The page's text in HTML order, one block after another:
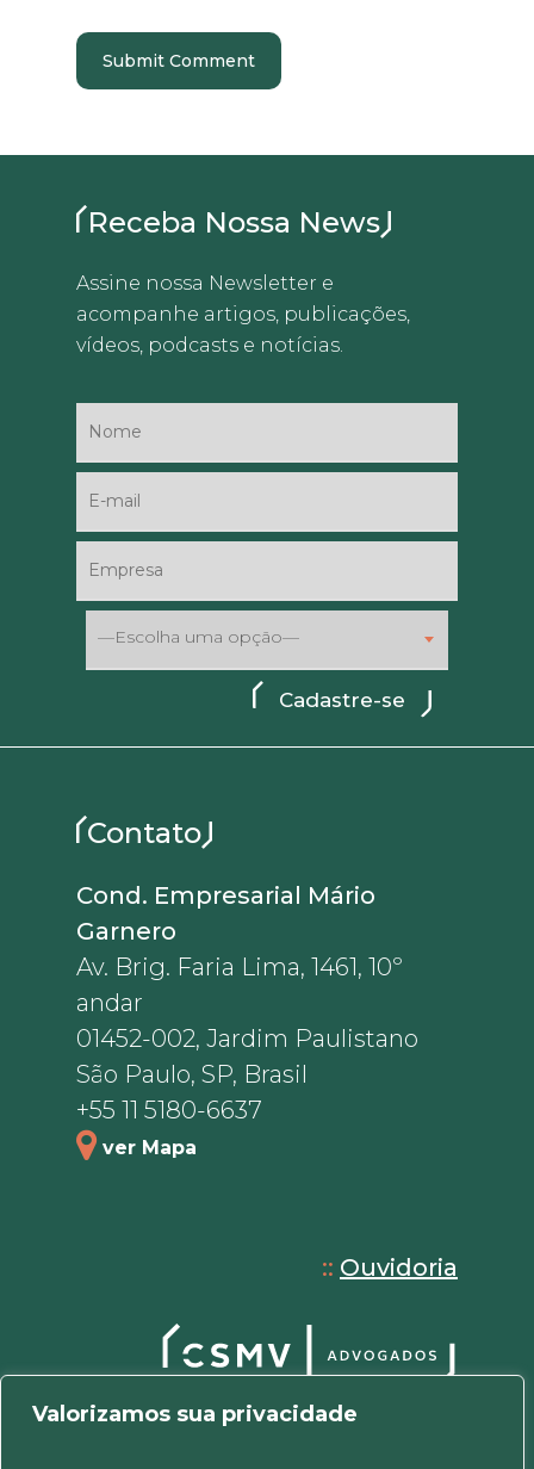
Valorizamos sua privacidade
Receba Nossa News
Assine nossa Newsletter e
acompanhe artigos, publicações,
vídeos, podcasts e notícias.
—Escolha uma opção—
Contato
Cond. Empresarial Mário
Garnero
Av. Brig. Faria Lima, 1461, 10º
andar
01452-002, Jardim Paulistano
São Paulo, SP, Brasil
+55 11 5180-6637
ver Mapa
:: Ouvidoria